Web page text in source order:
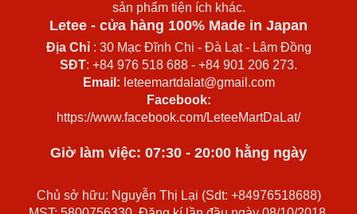
sản phẩm tiện ích khác.
Letee - cửa hàng 100% Made in Japan
Địa Chỉ: 30 Mạc Đĩnh Chi - Đà Lạt - Lâm Đồng
SĐT: +84 976 518 688 - +84 901 206 273.
Email: leteemartdalat@gmail.com
Facebook:
https://www.facebook.com/LeteeMartDaLat/
Giờ làm việc: 07:30 - 20:00 hằng ngày
Chủ sở hữu: Nguyễn Thị Lại (Sdt: +84976518688)